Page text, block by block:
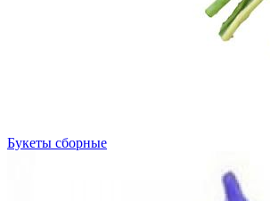
Букеты сборные